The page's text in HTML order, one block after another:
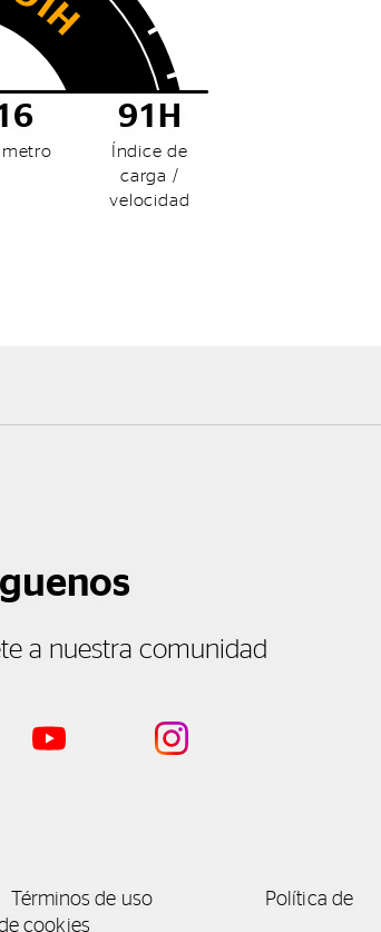
91H
Índice de
carga /
velocidad
a nuestra comunidad
Términos de uso
Política de
cookies